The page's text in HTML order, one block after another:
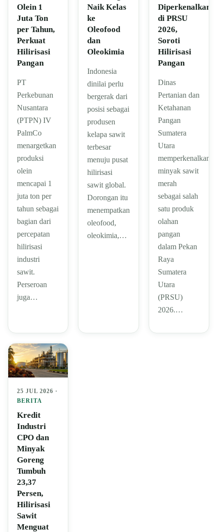
Olein 1
Juta Ton
per Tahun,
Perkuat
Hilirisasi
Pangan
PT
Perkebunan
Nusantara
(PTPN) IV
PalmCo
menargetkan
produksi
olein
mencapai 1
juta ton per
tahun sebagai
bagian dari
percepatan
hilirisasi
industri
sawit.
Perseroan
juga…
Naik Kelas
ke
Oleofood
dan
Oleokimia
Indonesia
dinilai perlu
bergerak dari
posisi sebagai
produsen
kelapa sawit
terbesar
menuju pusat
hilirisasi
sawit global.
Dorongan itu
menempatkan
oleofood,
oleokimia,…
Diperkenalkan
di PRSU
2026,
Soroti
Hilirisasi
Pangan
Dinas
Pertanian dan
Ketahanan
Pangan
Sumatera
Utara
memperkenalkan
minyak sawit
merah
sebagai salah
satu produk
olahan
pangan
dalam Pekan
Raya
Sumatera
Utara
(PRSU)
2026.…
25 JUL 2026 ·
BERITA
Kredit
Industri
CPO dan
Minyak
Goreng
Tumbuh
23,37
Persen,
Hilirisasi
Sawit
Menguat